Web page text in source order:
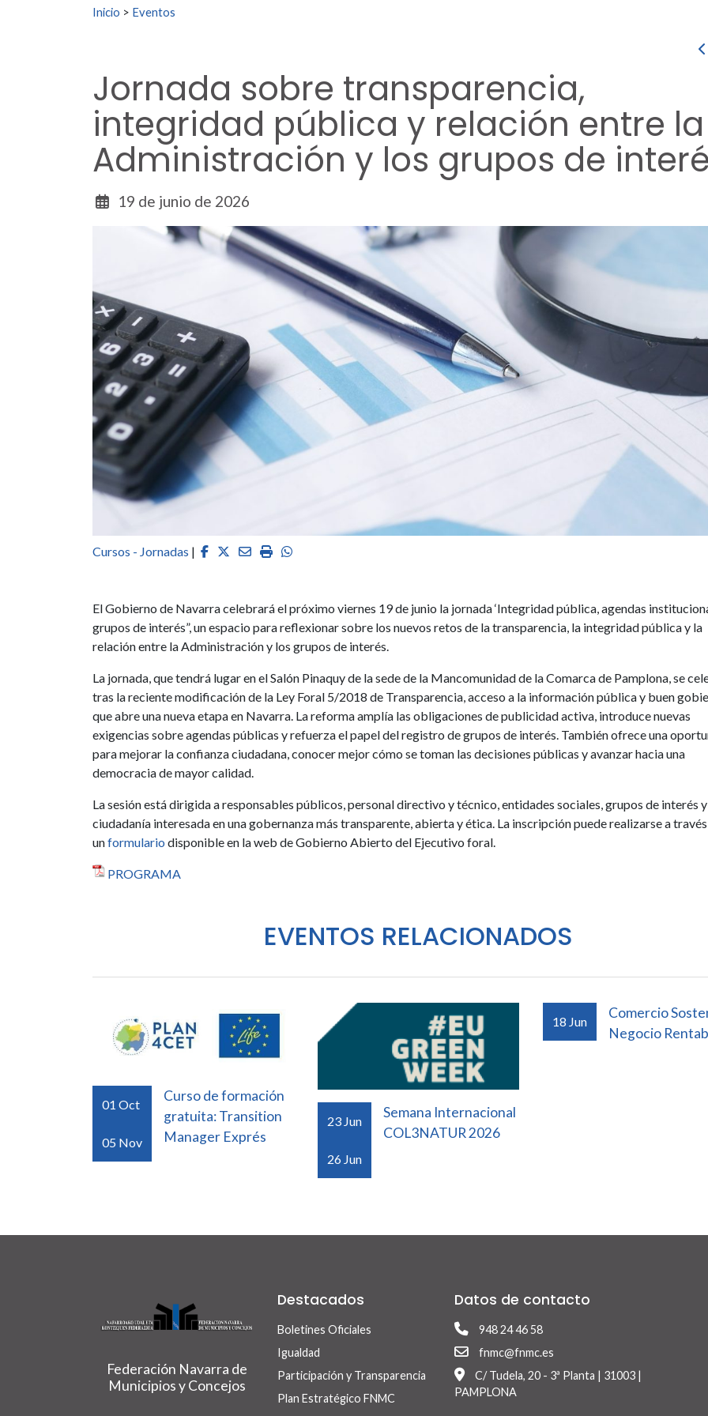
Buscar:
Inicio > Eventos
Jornada sobre transparencia,
integridad pública y relación entre la
Administración y los grupos de
19 de junio de 2026
Cursos - Jornadas | Facebook
Twitter
EmailImprimirWhatsapp
El Gobierno de Navarra celebrará el próximo viernes 19 de junio la jornada ‘Integridad pública, agendas
grupos de interés”, un espacio para reflexionar sobre los nuevos retos de la transparencia, la integridad pública y la
relación entre la Administración y los grupos de interés.
La jornada, que tendrá lugar en el Salón Pinaquy de la sede de la Mancomunidad de la Comarca de Pamplona, se
tras la reciente modificación de la Ley Foral 5/2018 de Transparencia, acceso a la información pública y buen
que abre una nueva etapa en Navarra. La reforma amplía las obligaciones de publicidad activa, introduce nuevas
exigencias sobre agendas públicas y refuerza el papel del registro de grupos de interés. También ofrece una
para mejorar la confianza ciudadana, conocer mejor cómo se toman las decisiones públicas y avanzar hacia una
democracia de mayor calidad.
La sesión está dirigida a responsables públicos, personal directivo y técnico, entidades sociales, grupos de interés y
ciudadanía interesada en una gobernanza más transparente, abierta y ética. La inscripción puede realizarse a
unformulario disponible en la web de Gobierno Abierto del Ejecutivo foral.
PROGRAMA
EVENTOS RELACIONADOS
01 Oct
05 Nov
Curso de formación
gratuita: Transition
Manager Exprés
23 Jun
26 Jun
Semana Internacional
COL3NATUR 2026
18 Jun
Comercio
Negocio
Federación Navarra de
Municipios y Concejos
Destacados
Boletines Oficiales
Igualdad
Participación y Transparencia
Plan Estratégico FNMC
Datos de contacto
948 24 46 58
fnmc@fnmc.es
C/ Tudela, 20 - 3ª Planta | 31003 |
PAMPLONA